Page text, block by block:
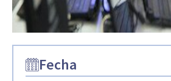
Fecha